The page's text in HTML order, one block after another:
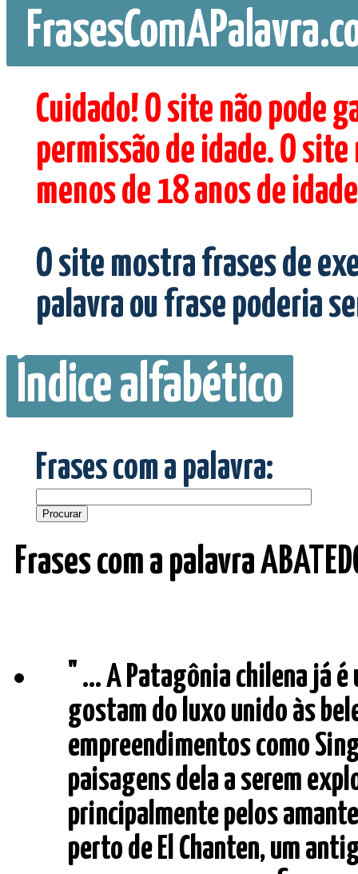
Cuidado! O site não pode
permissão de idade. O
menos de 18 anos de
O site mostra frases de
palavra ou frase poderia
Índice alfabético
Frases com a palavra:
Frases com a palavra
" ... A Patagônia chilena já
gostam do luxo unido às
empreendimentos como
paisagens dela a serem
principalmente pelos
perto de El Chanten, um